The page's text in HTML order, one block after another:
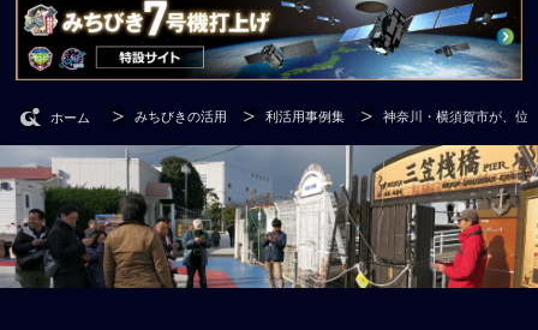
ホーム みちびきの活用 利活用事例集 神奈川・横須賀市が、位